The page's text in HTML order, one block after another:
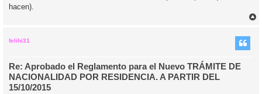
hacen).
felihi31
Re: Aprobado el Reglamento para el Nuevo TRÁMITE DE
NACIONALIDAD POR RESIDENCIA. A PARTIR DEL
15/10/2015